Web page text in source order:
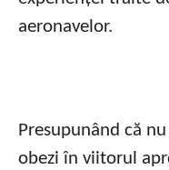
aeronavelor.
Presupunând că
obezi în viitorul